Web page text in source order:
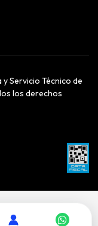
Servicio Técnico de
los derechos